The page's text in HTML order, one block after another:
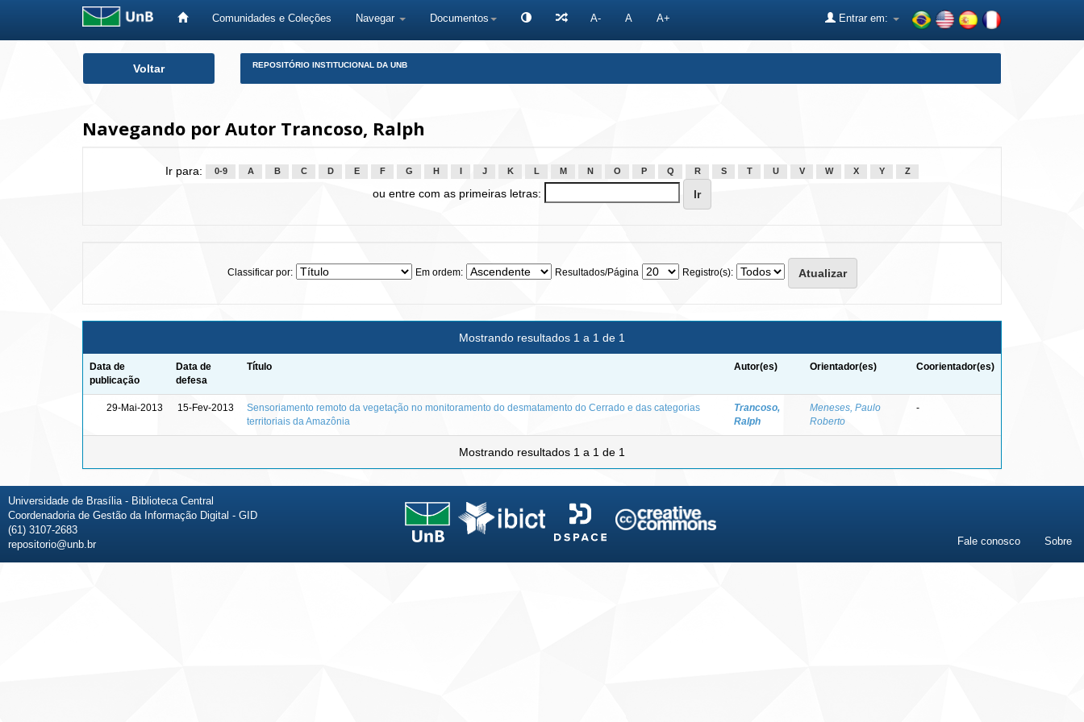
Comunidades e Coleções Navegar Documentos A- A A+ Entrar em:
Voltar REPOSITÓRIO INSTITUCIONAL DA UNB
Navegando por Autor Trancoso, Ralph
Ir para: 0-9 A B C D E F G H J K L M N O P Q R S T U V W X Y Z
ou entre com as primeiras letras:
Classificar por: Em ordem: Resultados/Página Registro(s):
Mostrando resultados 1 a 1 de 1
Data de
publicação
Data de
defesa
Título Autor(es) Orientador(es) Coorientador(es)
29-Mai-2013 15-Fev-2013
Sensoriamento remoto da vegetação no monitoramento do desmatamento do Cerrado e das categorias
territoriais da Amazônia
Trancoso,
Ralph
Meneses, Paulo
Roberto
-
Mostrando resultados 1 a 1 de 1
Universidade de Brasília - Biblioteca Central
Coordenadoria de Gestão da Informação Digital - GID
(61) 3107-2683
repositorio@unb.br
Fale conosco Sobre